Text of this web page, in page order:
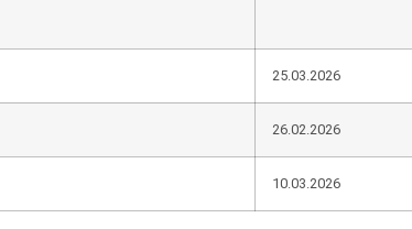
25.03.2026
26.02.2026
10.03.2026